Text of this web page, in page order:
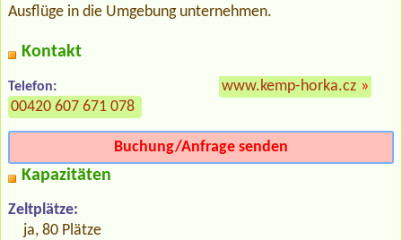
Ausflüge in die Umgebung unternehmen.
Kontakt
Telefon:
00420 607 671 078
www.kemp-horka.cz »
Buchung/Anfrage senden
Kapazitäten
Zeltplätze:
ja, 80 Plätze